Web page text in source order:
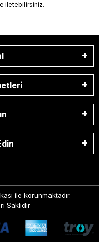
iletebilirsiniz.
ile korunmaktadır.
Saklıdır